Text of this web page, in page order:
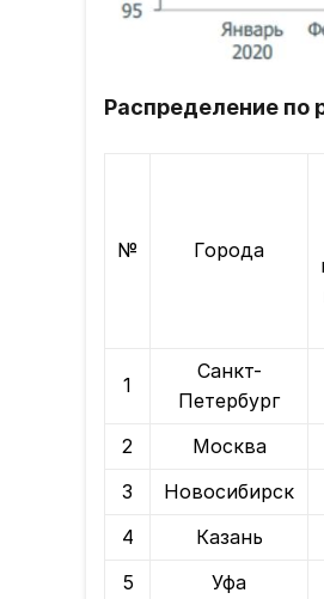
Распределение по
№ Города
1
Санкт-
Петербург
2 Москва
3
Новосибирск
4
Казань
5
Уфа